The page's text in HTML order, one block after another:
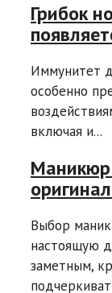
Грибок
Иммунитет
особенно
включая и...
Выбор
настоящую
заметным,